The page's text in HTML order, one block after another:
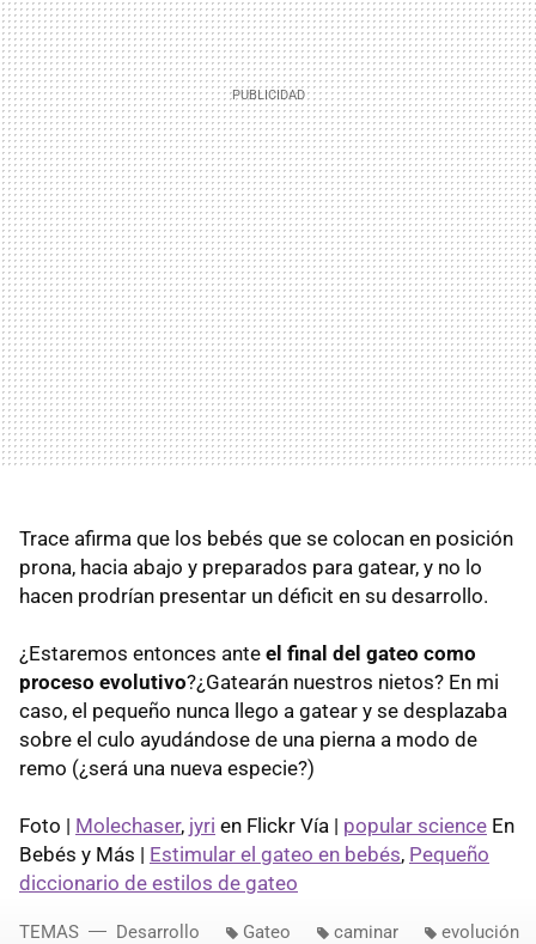
Trace afirma que los bebés que se colocan en posición
prona, hacia abajo y preparados para gatear, y no lo
hacen prodrían presentar un déficit en su desarrollo.
¿Estaremos entonces ante el final del gateo como
proceso evolutivo?¿Gatearán nuestros nietos? En mi
caso, el pequeño nunca llego a gatear y se desplazaba
sobre el culo ayudándose de una pierna a modo de
remo (¿será una nueva especie?)
Foto | Molechaser, jyri en Flickr Vía | popular science En
Bebés y Más | Estimular el gateo en bebés, Pequeño
diccionario de estilos de gateo
TEMAS Desarrollo Gateo caminar evolución